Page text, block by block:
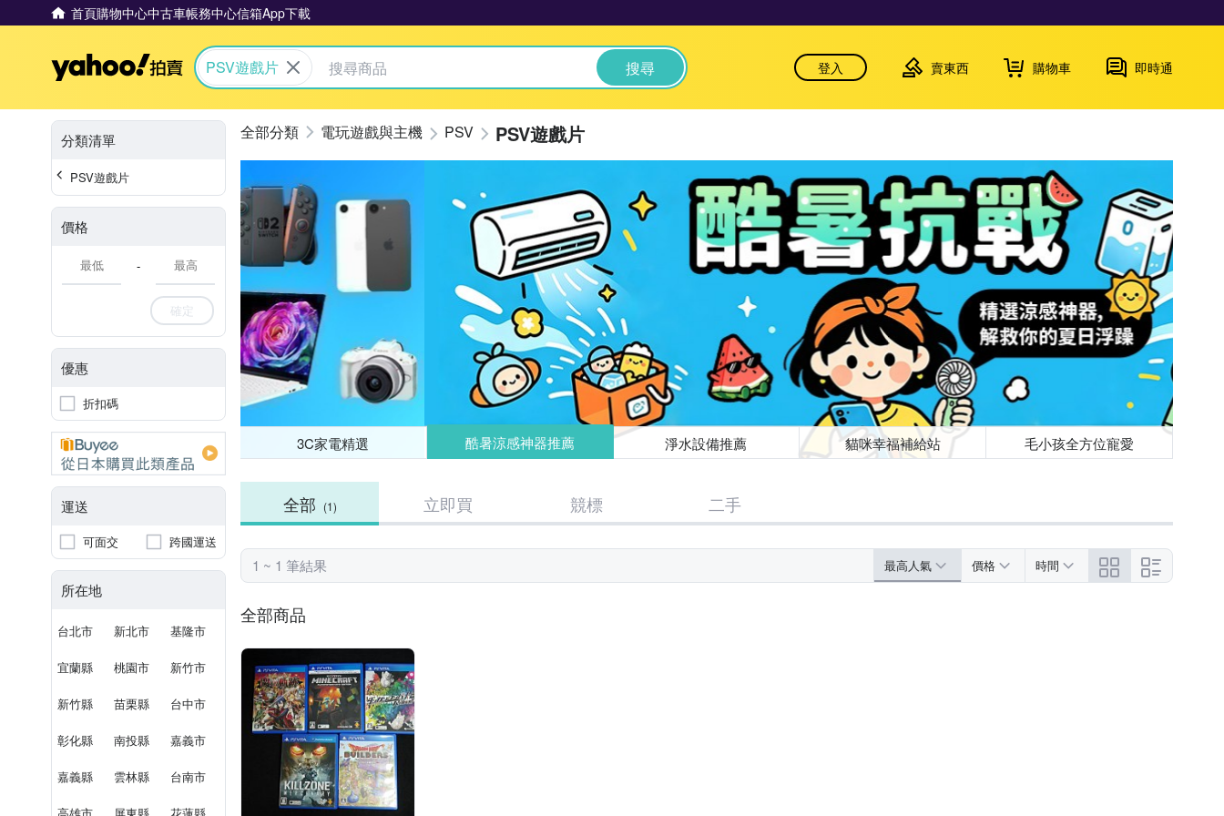
首頁購物中心中古車帳務中心信箱App下載
Yahoo拍賣
PSV遊戲片 搜尋 登入 賣東西 購物車 即時通
分類清單
PSV遊戲片
價格
-
確定
優惠
折扣碼
運送
可面交 跨國運送
所在地
台北市 新北市 基隆市
宜蘭縣 桃園市 新竹市
新竹縣 苗栗縣 台中市
彰化縣 南投縣 嘉義市
嘉義縣 雲林縣 台南市
電玩遊戲與主機 PSV PSV遊戲片
3C家電精選 酷暑涼感神器推薦 淨水設備推薦 貓咪幸福補給站 毛小孩全方位寵愛
全部 (1) 立即買 競標 二手
1 ~ 1 筆結果 最高人氣 價格 時間
全部商品